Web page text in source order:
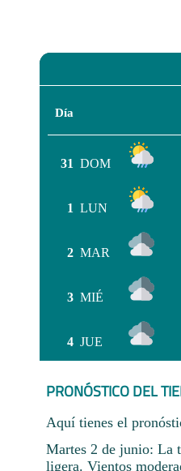
Día
31 DOM
1 LUN
2 MAR
3 MIÉ
4 JUE
PRONÓSTICO DEL
Aquí tienes el
Martes 2 de junio: La
ligera. Vientos